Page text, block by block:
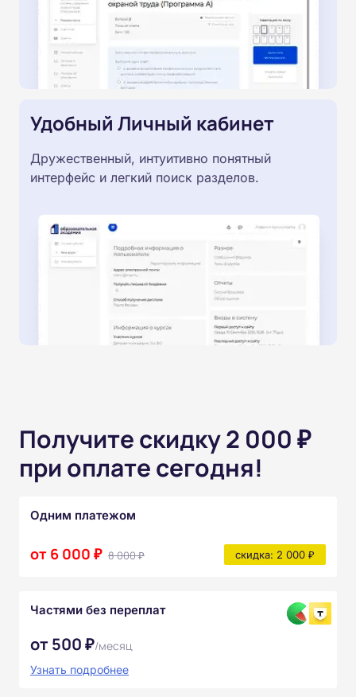
Удобный Личный кабинет
Дружественный, интуитивно понятный
интерфейс и легкий поиск разделов.
Получите скидку 2 000 ₽
при оплате сегодня!
Одним платежом
от 6 000 ₽ 8 000 ₽ скидка: 2 000 ₽
Частями без переплат
от 500 ₽/месяц
Узнать подробнее